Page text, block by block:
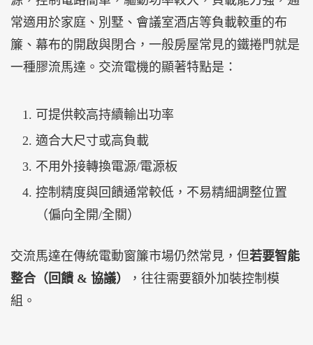
常適用於家庭、別墅、會議室酒店等負載較重的布
簾、幕布的開啟與閉合，一般房屋常見的鐵捲門就是
一種膠流馬達。交流電機的顯著特點是：
可提供較高持續輸出功率
適合大尺寸或高負載
不用外接轉換電源/電源板
控制精度與回饋通常較低，不易精細調整位置
（偏向全開/全關）
交流馬達在傳統電動窗簾市場仍然常見，但若要智能
整合（回饋 & 協議）
，往往需要額外加裝控制模
組。